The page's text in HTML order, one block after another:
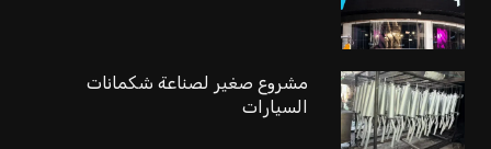
مشروع صغير لصناعة شكمانات
السيارات